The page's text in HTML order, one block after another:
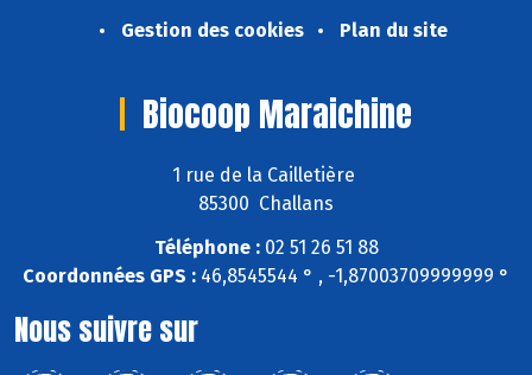
Gestion des cookies
Plan du site
Biocoop Maraichine
1 rue de la Cailletière
85300 Challans
Téléphone :02 51 26 51 88
Coordonnées GPS : 46,8545544 ° , -1,87003709999999 °
Nous suivre sur